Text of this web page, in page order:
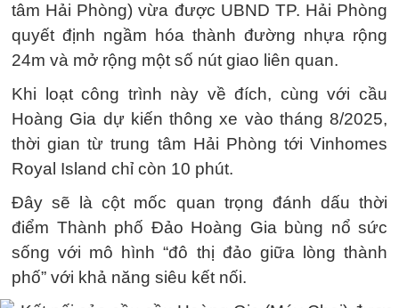
tâm Hải Phòng) vừa được UBND TP. Hải Phòng
quyết định ngầm hóa thành đường nhựa rộng
24m và mở rộng một số nút giao liên quan.
Khi loạt công trình này về đích, cùng với cầu
Hoàng Gia dự kiến thông xe vào tháng 8/2025,
thời gian từ trung tâm Hải Phòng tới Vinhomes
Royal Island chỉ còn 10 phút.
Đây sẽ là cột mốc quan trọng đánh dấu thời
điểm Thành phố Đảo Hoàng Gia bùng nổ sức
sống với mô hình “đô thị đảo giữa lòng thành
phố” với khả năng siêu kết nối.